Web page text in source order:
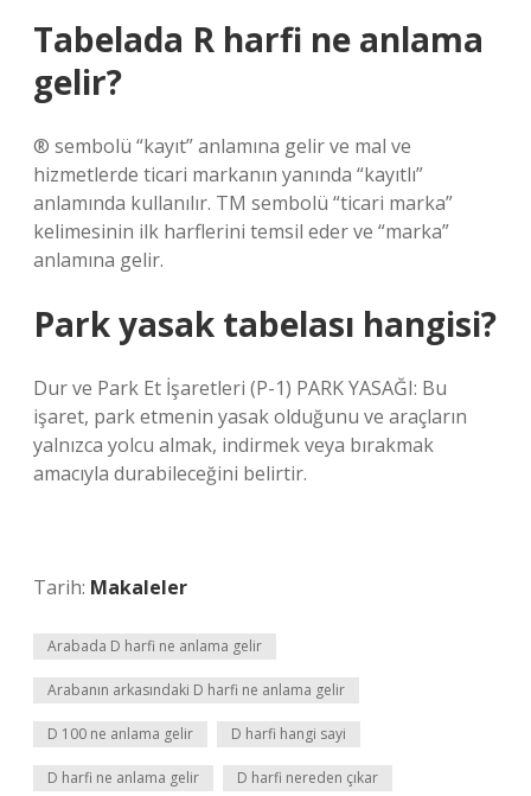
Tabelada R harfi ne anlama
gelir?
® sembolü “kayıt” anlamına gelir ve mal ve
hizmetlerde ticari markanın yanında “kayıtlı”
anlamında kullanılır. TM sembolü “ticari marka”
kelimesinin ilk harflerini temsil eder ve “marka”
anlamına gelir.
Park yasak tabelası hangisi?
Dur ve Park Et İşaretleri (P-1) PARK YASAĞI: Bu
işaret, park etmenin yasak olduğunu ve araçların
yalnızca yolcu almak, indirmek veya bırakmak
amacıyla durabileceğini belirtir.
Tarih: Makaleler
Arabada D harfi ne anlama gelir
Arabanın arkasındaki D harfi ne anlama gelir
D 100 ne anlama gelir D harfi hangi sayi
D harfi ne anlama gelir D harfi nereden çıkar